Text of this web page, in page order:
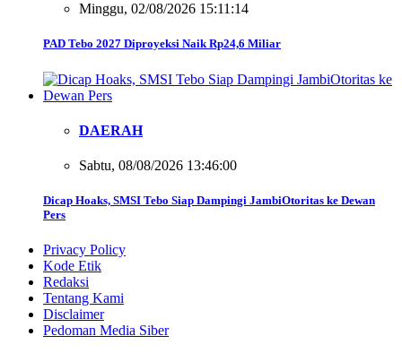
Minggu, 02/08/2026 15:11:14
PAD Tebo 2027 Diproyeksi Naik Rp24,6 Miliar
DAERAH
Sabtu, 08/08/2026 13:46:00
Dicap Hoaks, SMSI Tebo Siap Dampingi JambiOtoritas ke Dewan
Pers
Privacy Policy
Kode Etik
Redaksi
Tentang Kami
Disclaimer
Pedoman Media Siber